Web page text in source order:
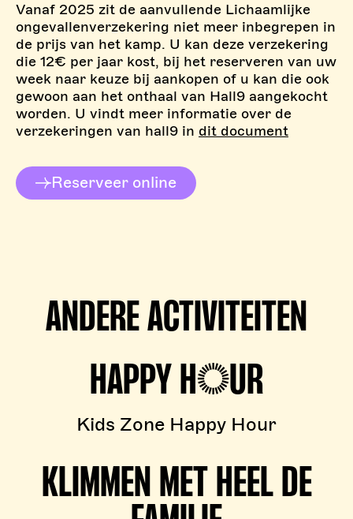
Vanaf 2025 zit de aanvullende Lichaamlijke
ongevallenverzekering niet meer inbegrepen in
de prijs van het kamp. U kan deze verzekering
die 12€ per jaar kost, bij het reserveren van uw
week naar keuze bij aankopen of u kan die ook
gewoon aan het onthaal van Hall9 aangekocht
worden. U vindt meer informatie over de
verzekeringen van hall9 in dit document
Reserveer online
ANDERE ACTIVITEITEN
HAPPY HOUR
Kids Zone Happy Hour
KLIMMEN MET HEEL DE